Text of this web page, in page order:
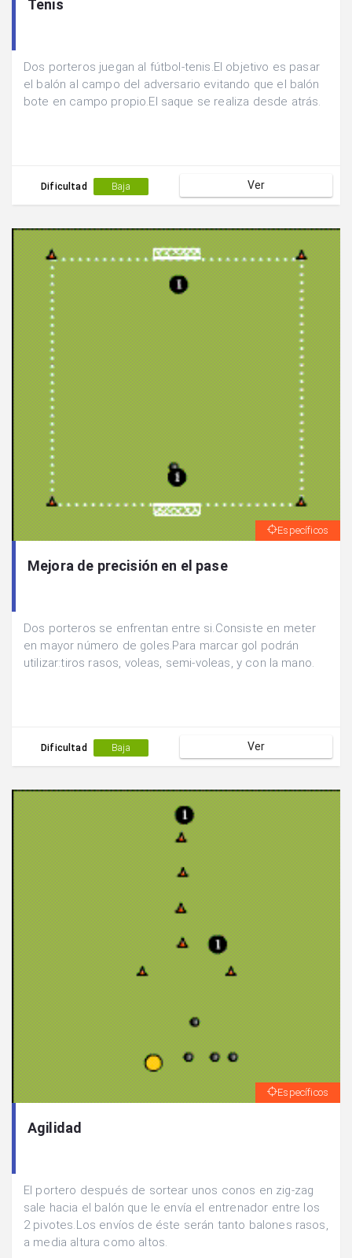
Tenis
Dos porteros juegan al fútbol-tenis.El objetivo es pasar
el balón al campo del adversario evitando que el balón
bote en campo propio.El saque se realiza desde atrás.
Dificultad Baja Ver
Específicos
Mejora de precisión en el pase
Dos porteros se enfrentan entre si.Consiste en meter
en mayor número de goles.Para marcar gol podrán
utilizar:tiros rasos, voleas, semi-voleas, y con la mano.
Dificultad Baja Ver
Específicos
Agilidad
El portero después de sortear unos conos en zig-zag
sale hacia el balón que le envía el entrenador entre los
2 pivotes.Los envíos de éste serán tanto balones rasos,
a media altura como altos.